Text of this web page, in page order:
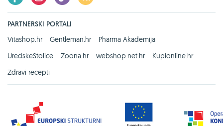
PARTNERSKI PORTALI
Vitashop.hr
Gentleman.hr
Pharma Akademija
UredskeStolice
Zoona.hr webshop.net.hr
Kupionline.hr
Zdravi recepti